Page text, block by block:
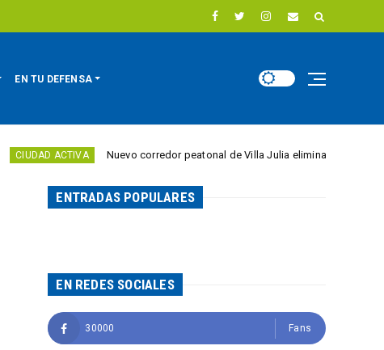
EN TU DEFENSA
Nuevo corredor peatonal de Villa Julia elimina barreras para personas con
ENTRADAS POPULARES
EN REDES SOCIALES
30000 Fans